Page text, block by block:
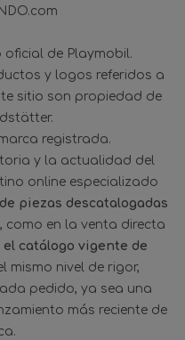
oficial de Playmobil.
y logos referidos a
sitio son propiedad de
registrada.
y la actualidad del
online especializado
piezas descatalogadas
, como en la venta directa
catálogo vigente de
mismo nivel de rigor,
pedido, ya sea una
más reciente de